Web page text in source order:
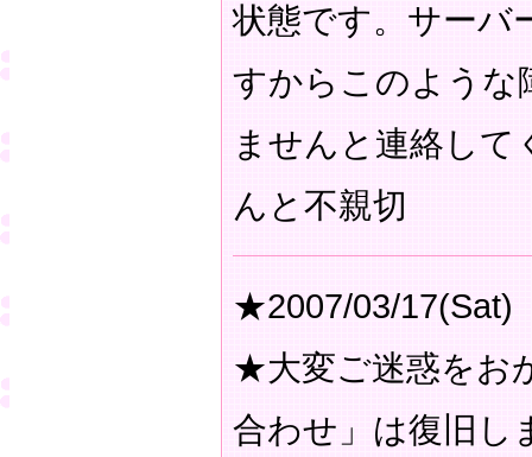
状態です。サーバ
すからこのような
ませんと連絡し
んと不親切
★2007/03/17(Sat)
★大変ご迷惑をお
合わせ」は復旧し